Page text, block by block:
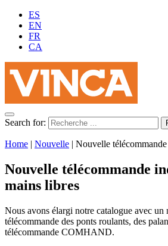
ES
EN
FR
CA
Search for:
Home | Nouvelle | Nouvelle
Nouvelle télécommande
mains libres
Nous avons élargi notre catalogue avec un
télécommande des ponts roulants, des
télécommande COMHAND.